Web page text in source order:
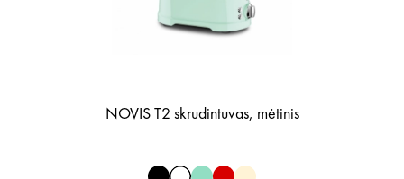
NOVIS T2 skrudintuvas, mėtinis